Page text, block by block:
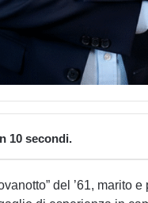
10 secondi.
del ’61, marito